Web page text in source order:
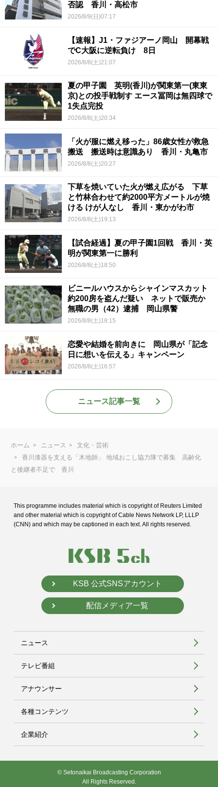
否認 香川・高松市
2026/8/9(日)07:17
【速報】J1・ファジアーノ岡山 開幕戦
でC大阪に逆転負け 8日
2026/8/8(土)21:07
夏の甲子園 英明(香川)が関東第一(東東
京)との投手戦制す エース冨岡は無四球で
1失点完投
2026/8/8(土)20:34
「火が服に燃え移った」86歳女性が救急
搬送 搬送時は意識あり 香川・丸亀市
2026/8/8(土)20:27
下草を焼いていた火が燃え広がる 下草
と竹林合わせて約2000平方メートルが焼
ける けが人なし 香川・東かがわ市
2026/8/8(土)19:13
【試合経過】夏の甲子園1回戦 香川・英
明が関東第一に勝利
2026/8/8(土)18:50
ビニールハウスからシャインマスカット
約200房を盗んだ疑い ネットで販売か
無職の男（42）逮捕 岡山県警
2026/8/8(土)18:15
恋愛や結婚を前向きに 岡山県が「記念
日に想いを伝える」キャンペーン
2026/8/8(土)16:57
ニュース記事一覧
ホーム ニュース
文化・芸術
香川漆器を支える「木地師」 地域おこし協力隊で募集 高齢化
と後継者不足で 香川
This programme includes material which is copyright of Reuters Limited
and other material which is copyright of Cable News Network LP, LLLP
(CNN) and which may be captioned in each text. All rights reserved.
KSB 公式SNSアカウント
配信メディア一覧
ニュース
テレビ番組
アナウンサー
各種コンテンツ
企業紹介
© Setonaikai Broadcasting Corporation
All Rights Reserved.